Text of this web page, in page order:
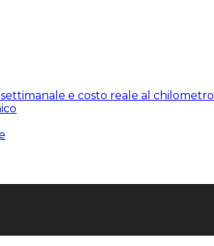
e costo reale al chilometro